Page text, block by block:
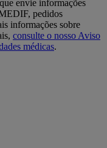
envie informações
pedidos
informações sobre
consulte o nosso Aviso
médicas.